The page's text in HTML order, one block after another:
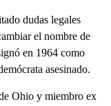
dudas legales
el nombre de
en 1964 como
asesinado.
Ohio y miembro ex